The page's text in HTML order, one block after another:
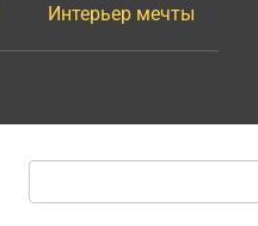
Интерьер мечты